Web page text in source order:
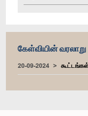
கேள்வியின் வரலாறு
20-09-2024